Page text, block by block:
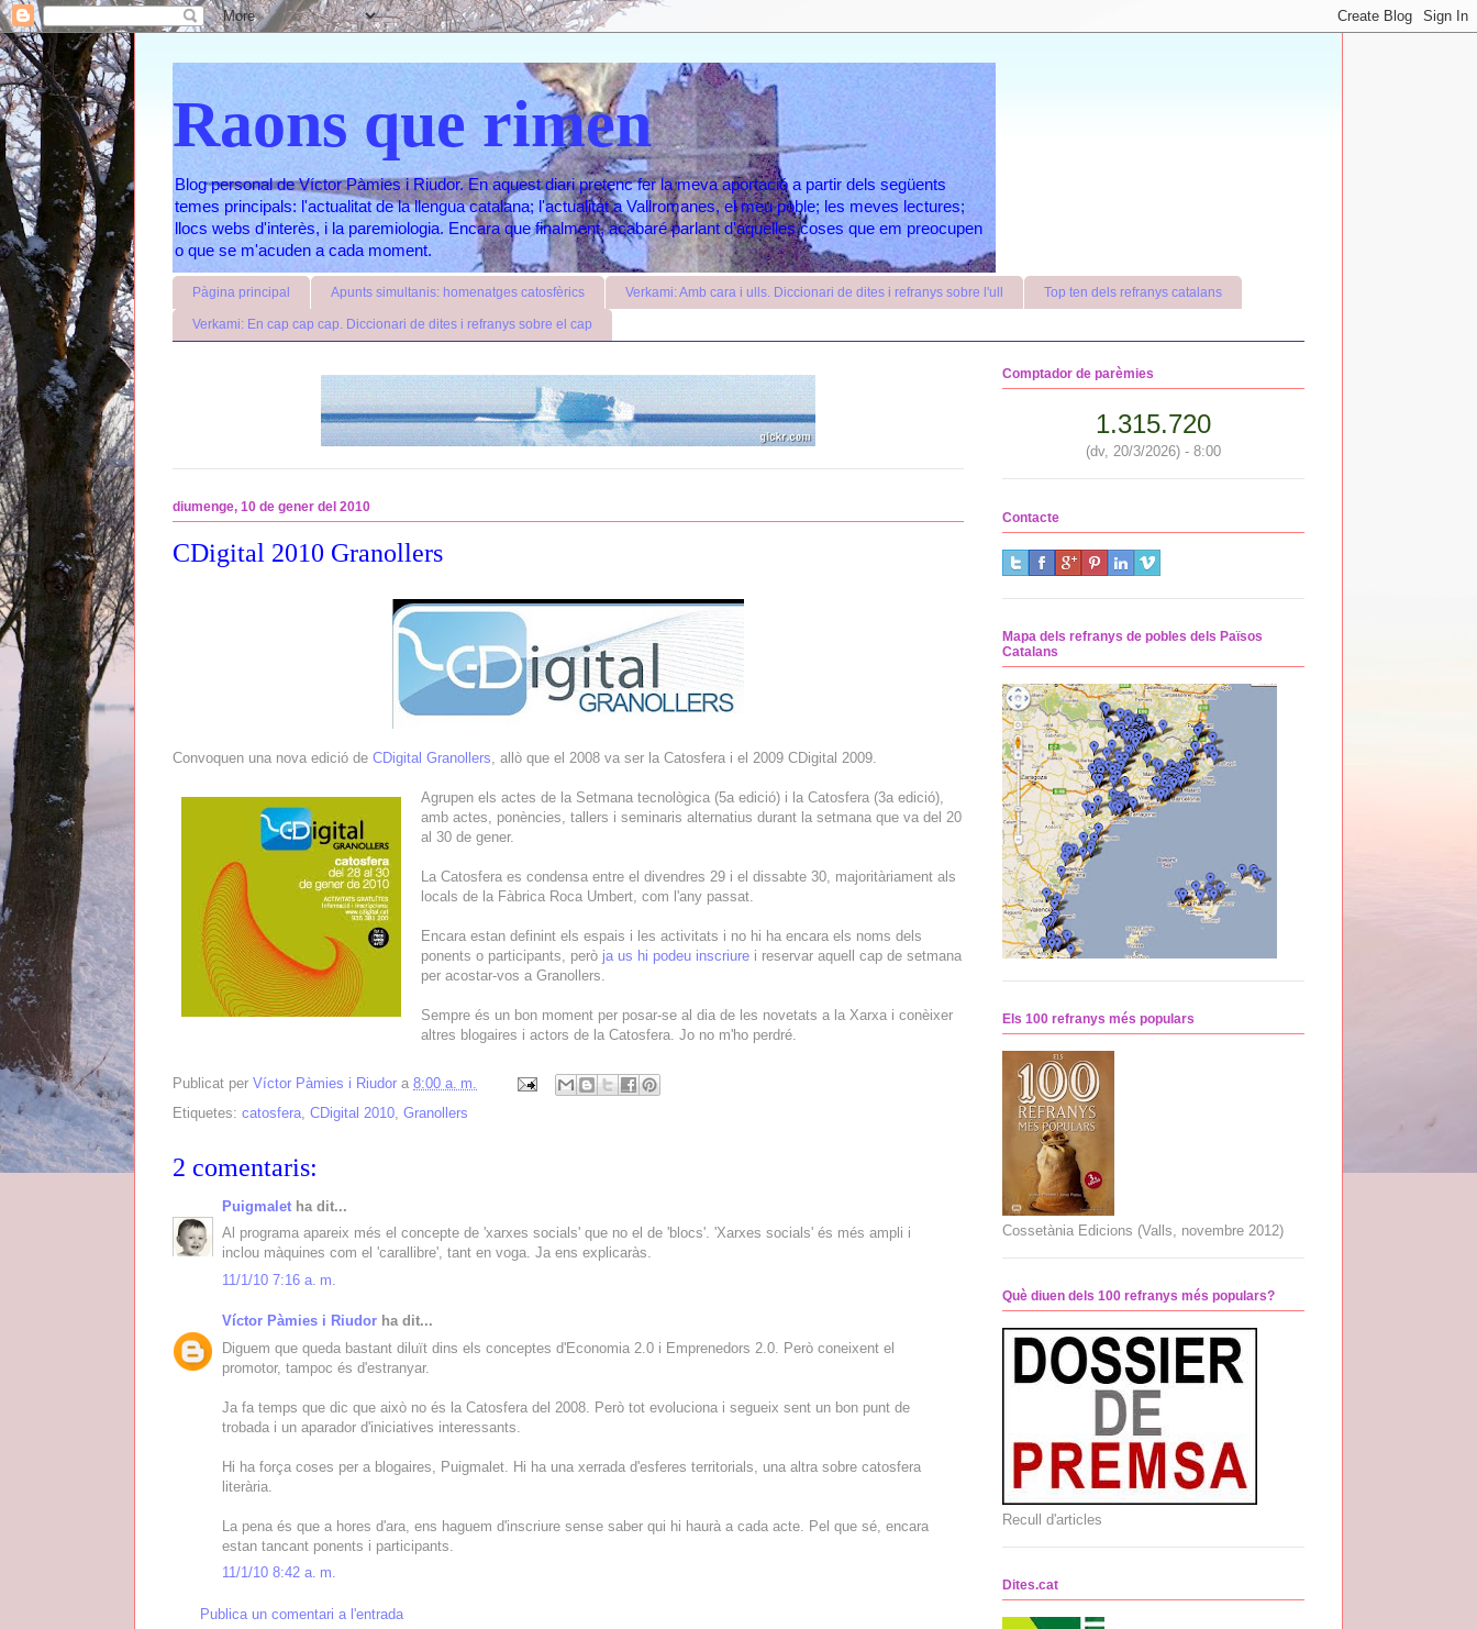
Raons que rimen
Blog personal de Víctor Pàmies i Riudor. En aquest diari pretenc fer la meva aportació a partir dels següents
temes principals: l'actualitat de la llengua catalana; l'actualitat a Vallromanes, el meu poble; les meves lectures;
llocs webs d'interès, i la paremiologia. Encara que finalment, acabaré parlant d'aquelles coses que em preocupen
o que se m'acuden a cada moment.
Pàgina principal Apunts simultanis: homenatges catosfèrics Verkami: Amb cara i ulls. Diccionari de dites i refranys sobre l'ull Top ten dels refranys catalans
Verkami: En cap cap cap. Diccionari de dites i refranys sobre el cap
diumenge, 10 de gener del 2010
CDigital 2010 Granollers
Convoquen una nova edició de CDigital Granollers , allò que el 2008 va ser la Catosfera i el 2009 CDigital 2009.
Agrupen els actes de la Setmana tecnològica (5a edició) i la Catosfera (3a edició),
amb actes, ponències, tallers i seminaris alternatius durant la setmana que va del 20
al 30 de gener.
La Catosfera es condensa entre el divendres 29 i el dissabte 30, majoritàriament als
locals de la Fàbrica Roca Umbert, com l'any passat.
Encara estan definint els espais i les activitats i no hi ha encara els noms dels
ponents o participants, però ja us hi podeu inscriure i reservar aquell cap de setmana
per acostar-vos a Granollers.
Sempre és un bon moment per posar-se al dia de les novetats a la Xarxa i conèixer
altres blogaires i actors de la Catosfera. Jo no m'ho perdré.
Publicat per Víctor Pàmies i Riudor a 8:00 a. m.
Etiquetes: catosfera CDigital 2010 Granollers
2 comentaris:
Puigmalet ha dit...
Al programa apareix més el concepte de 'xarxes socials' que no el de 'blocs'. 'Xarxes socials' és més ampli i
inclou màquines com el 'carallibre', tant en voga. Ja ens explicaràs.
11/1/10 7:16 a. m.
Víctor Pàmies i Riudor ha dit...
Diguem que queda bastant diluït dins els conceptes d'Economia 2.0 i Emprenedors 2.0. Però coneixent el
promotor, tampoc és d'estranyar.
Ja fa temps que dic que això no és la Catosfera del 2008. Però tot evoluciona i segueix sent un bon punt de
trobada i un aparador d'iniciatives interessants.
Hi ha força coses per a blogaires, Puigmalet. Hi ha una xerrada d'esferes territorials, una altra sobre catosfera
literària.
La pena és que a hores d'ara, ens haguem d'inscriure sense saber qui hi haurà a cada acte. Pel que sé, encara
estan tancant ponents i participants.
11/1/10 8:42 a. m.
Publica un comentari a l'entrada
Comptador de parèmies
1.315.720
(dv, 20/3/2026) - 8:00
Contacte
Mapa dels refranys de pobles dels Països
Catalans
Els 100 refranys més populars
Cossetània Edicions (Valls, novembre 2012)
Què diuen dels 100 refranys més populars?
Recull d'articles
Dites.cat